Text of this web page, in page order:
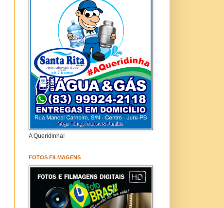
A Queridinha!
FOTOS FILMAGENS